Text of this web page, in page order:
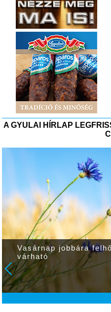
A GYULAI HÍRLAP
Vasárnap jobbára
várható